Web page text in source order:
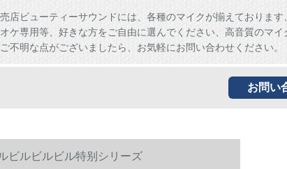
店ビューティーサウンドには、各種のマイクが揃えております
ケ専用等、好きな方をご自由に選んでください、高音質のマイ
不明な点がございましたら、お気軽にお問い合わせください。
お問い
ビルビルビル特别シリーズ